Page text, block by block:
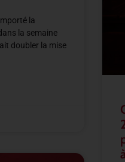
la
la semaine
doubler la mise